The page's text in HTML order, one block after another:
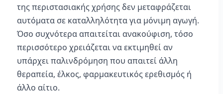
της περιστασιακής χρήσης δεν μεταφράζεται
αυτόματα σε καταλληλότητα για μόνιμη αγωγή.
Όσο συχνότερα απαιτείται ανακούφιση, τόσο
περισσότερο χρειάζεται να εκτιμηθεί αν
υπάρχει παλινδρόμηση που απαιτεί άλλη
θεραπεία, έλκος, φαρμακευτικός ερεθισμός ή
άλλο αίτιο.